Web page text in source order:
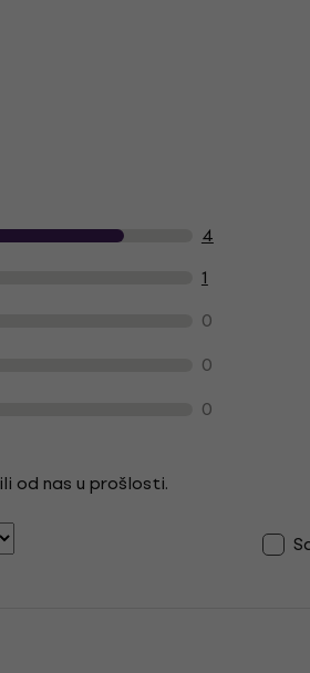
4
1
0
0
0
od nas u prošlosti.